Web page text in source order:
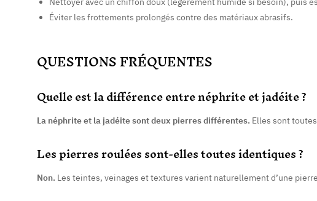
Éviter les frottements prolongés contre des matériaux abrasifs.
QUESTIONS FRÉQUENTES
Quelle est la différence entre néphrite et jadéite ?
La néphrite et la jadéite sont deux pierres différentes. Elles sont
Les pierres roulées sont-elles toutes identiques ?
Non. Les teintes, veinages et textures varient naturellement d’une